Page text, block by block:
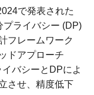
で発表された
プライバシー (DP)
フレームワーク
ドアプローチ
バシーとDPによ
させ、精度低下